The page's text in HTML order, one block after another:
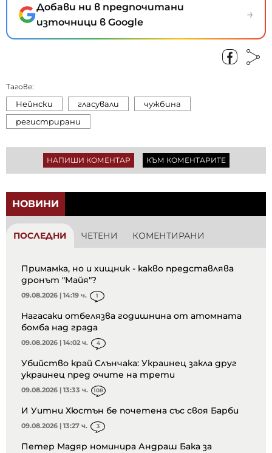
Добави ни в предпочитани
източници в Google
→
Тагове:
Нейнски гласували
чужбина
регистрирани
НАПИШИ КОМЕНТАР КЪМ КОМЕНТАРИТЕ
НОВИНИ
ПОСЛЕДНИ ЧЕТЕНИ КОМЕНТИРАНИ
Примамка, но и хищник - какво представлява
дронът "Майя"?
09.08.2026 | 14:19 ч. 1
Нагасаки отбелязва годишнина от атомната
бомба над града
09.08.2026 | 14:02 ч. 4
Убийство край Слънчака: Украинец закла друг
украинец пред очите на трети
09.08.2026 | 13:33 ч. 108
И Уитни Хюстън бе почетена със своя Барби
09.08.2026 | 13:27 ч. 3
Петер Мадяр номинира Андраш Бака за